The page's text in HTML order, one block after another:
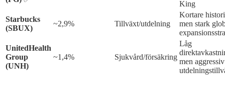
King
Starbucks
(SBUX)
~2,9% Tillväxt/utdelning
Kortare
men stark
UnitedHealth
Group
(UNH)
~1,4% Sjukvård/försäkring
Låg
men aggressiv